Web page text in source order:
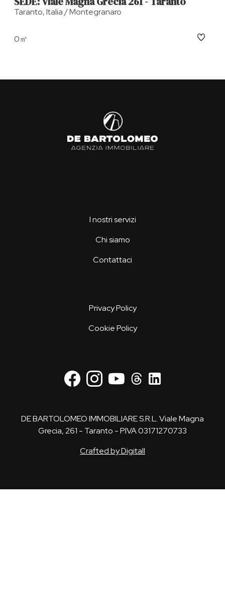
Taranto, Italia / Montegranaro
0㎡
I nostri servizi
Chi siamo
Contattaci
Privacy Policy
Cookie Policy
DE BARTOLOMEO IMMOBILIARE S.R.L. Viale Magna
Grecia, 261 - Taranto - P.IVA 03171270733
Crafted by Digitall